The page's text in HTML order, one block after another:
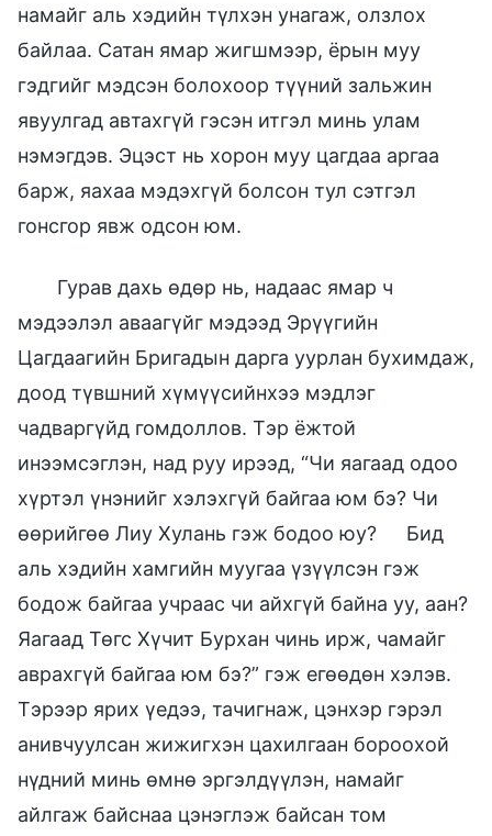
намайг аль хэдийн түлхэн унагаж, олзлох
байлаа. Сатан ямар жигшмээр, ёрын муу
гэдгийг мэдсэн болохоор түүний зальжин
явуулгад автахгүй гэсэн итгэл минь улам
нэмэгдэв. Эцэст нь хорон муу цагдаа аргаа
барж, яахаа мэдэхгүй болсон тул сэтгэл
гонсгор явж одсон юм.
Гурав дахь өдөр нь, надаас ямар ч
мэдээлэл аваагүйг мэдээд Эрүүгийн
Цагдаагийн Бригадын дарга уурлан бухимдаж,
доод түвшний хүмүүсийнхээ мэдлэг
чадваргүйд гомдоллов. Тэр ёжтой
инээмсэглэн, над руу ирээд, “Чи яагаад одоо
хүртэл үнэнийг хэлэхгүй байгаа юм бэ? Чи
өөрийгөө Лиу Хулань гэж бодоо юу?
Бид
аль хэдийн хамгийн муугаа үзүүлсэн гэж
бодож байгаа учраас чи айхгүй байна уу, аан?
Яагаад Төгс Хүчит Бурхан чинь ирж, чамайг
аврахгүй байгаа юм бэ?” гэж егөөдөн хэлэв.
Тэрээр ярих үедээ, тачигнаж, цэнхэр гэрэл
анивчуулсан жижигхэн цахилгаан бороохой
нүдний минь өмнө эргэлдүүлэн, намайг
айлгаж байснаа цэнэглэж байсан том